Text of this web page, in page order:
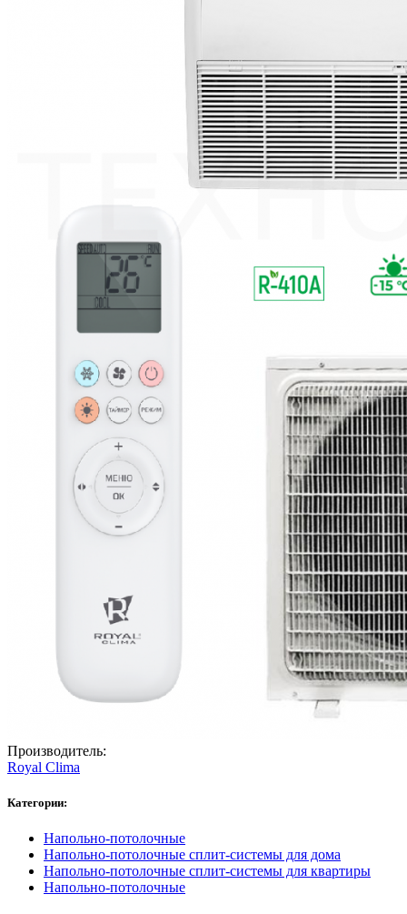
Производитель:
Royal Clima
Категории:
Напольно-потолочные
Напольно-потолочные сплит-системы для дома
Напольно-потолочные сплит-системы для квартиры
Напольно-потолочные